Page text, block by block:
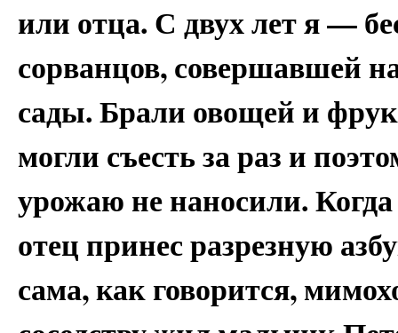
или отца. С двух лет я —
сорванцов, совершавшей
сады. Брали овощей и
могли съесть за раз и
урожаю не наносили.
отец принес разрезную
сама, как говорится,